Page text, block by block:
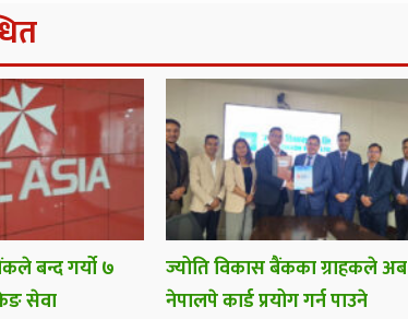
बन्द गर्यो ७
सेवा
ज्योति विकास बैंकका ग्राहकले अब
नेपालपे कार्ड प्रयोग गर्न पाउने